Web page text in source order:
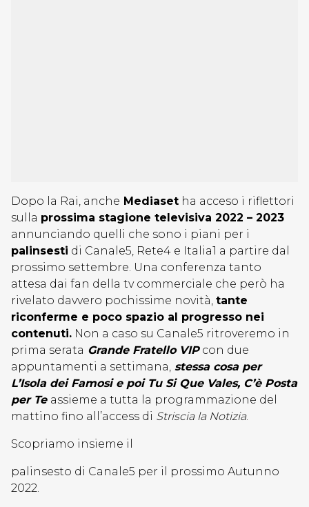
Dopo la Rai, anche Mediaset ha acceso i riflettori
sulla prossima stagione televisiva 2022 – 2023
annunciando quelli che sono i piani per i
palinsesti di Canale5, Rete4 e Italia1 a partire dal
prossimo settembre. Una conferenza tanto
attesa dai fan della tv commerciale che però ha
rivelato davvero pochissime novità, tante
riconferme e poco spazio al progresso nei
contenuti. Non a caso su Canale5 ritroveremo in
prima serata Grande Fratello VIP con due
appuntamenti a settimana, stessa cosa per
L’Isola dei Famosi e poi Tu Si Que Vales, C’è Posta
per Te assieme a tutta la programmazione del
mattino fino all’access di Striscia la Notizia.
Scopriamo insieme il
palinsesto di Canale5 per il prossimo Autunno
2022.